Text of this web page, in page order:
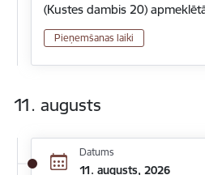
(Kustes dambis 20)
Pieņemšanas laiki
11. augusts
Datums
11. augusts, 2026